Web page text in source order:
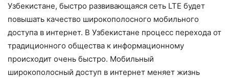
Узбекистане, быстро развивающаяся сеть LTE будет
повышать качество широкополосного мобильного
доступа в интернет. В Узбекистане процесс перехода от
традиционного общества к информационному
происходит очень быстро. Мобильный
широкополосный доступ в интернет меняет жизнь